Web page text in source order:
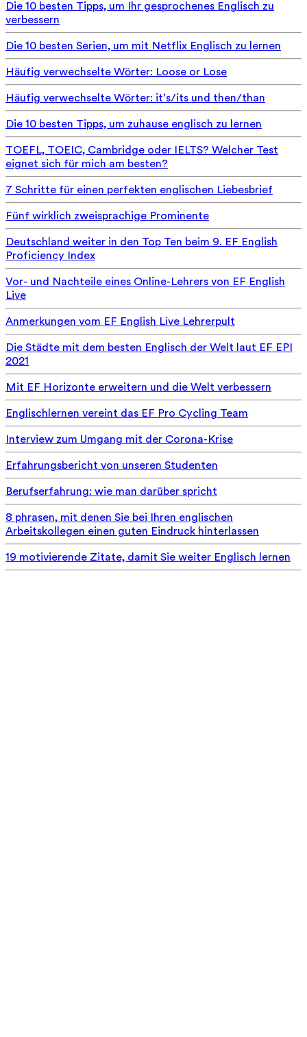
Die 10 besten Tipps, um Ihr gesprochenes Englisch zu
verbessern
Die 10 besten Serien, um mit Netflix Englisch zu lernen
Häufig verwechselte Wörter: Loose or Lose
Häufig verwechselte Wörter: it’s/its und then/than
Die 10 besten Tipps, um zuhause englisch zu lernen
TOEFL, TOEIC, Cambridge oder IELTS? Welcher Test
eignet sich für mich am besten?
7 Schritte für einen perfekten englischen Liebesbrief
Fünf wirklich zweisprachige Prominente
Deutschland weiter in den Top Ten beim 9. EF English
Proficiency Index
Vor- und Nachteile eines Online-Lehrers von EF English
Live
Anmerkungen vom EF English Live Lehrerpult
Die Städte mit dem besten Englisch der Welt laut EF EPI
2021
Mit EF Horizonte erweitern und die Welt verbessern
Englischlernen vereint das EF Pro Cycling Team
Interview zum Umgang mit der Corona-Krise
Erfahrungsbericht von unseren Studenten
Berufserfahrung: wie man darüber spricht
8 phrasen, mit denen Sie bei Ihren englischen
Arbeitskollegen einen guten Eindruck hinterlassen
19 motivierende Zitate, damit Sie weiter Englisch lernen